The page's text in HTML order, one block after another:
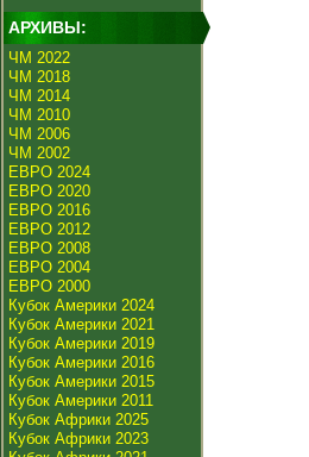
АРХИВЫ:
ЧМ 2022
ЧМ 2018
ЧМ 2014
ЧМ 2010
ЧМ 2006
ЧМ 2002
ЕВРО 2024
ЕВРО 2020
ЕВРО 2016
ЕВРО 2012
ЕВРО 2008
ЕВРО 2004
ЕВРО 2000
Кубок Америки 2024
Кубок Америки 2021
Кубок Америки 2019
Кубок Америки 2016
Кубок Америки 2015
Кубок Америки 2011
Кубок Африки 2025
Кубок Африки 2023